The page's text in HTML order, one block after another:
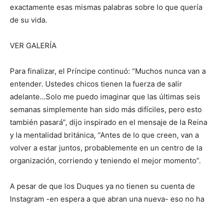
exactamente esas mismas palabras sobre lo que quería
de su vida.
VER GALERÍA
Para finalizar, el Príncipe continuó: “Muchos nunca van a
entender. Ustedes chicos tienen la fuerza de salir
adelante…Solo me puedo imaginar que las últimas seis
semanas simplemente han sido más difíciles, pero esto
también pasará”, dijo inspirado en el mensaje de la Reina
y la mentalidad británica, “Antes de lo que creen, van a
volver a estar juntos, probablemente en un centro de la
organización, corriendo y teniendo el mejor momento”.
A pesar de que los Duques ya no tienen su cuenta de
Instagram -en espera a que abran una nueva- eso no ha